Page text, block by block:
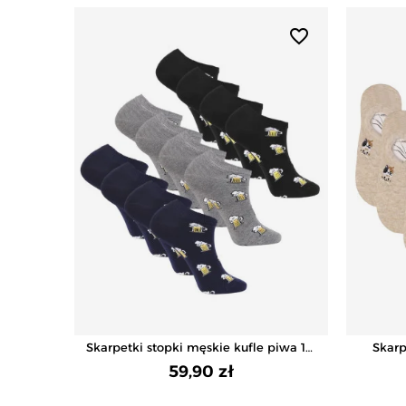
favorite_border
Skarpetki stopki męskie kufle piwa 12-
pak
59,90 zł